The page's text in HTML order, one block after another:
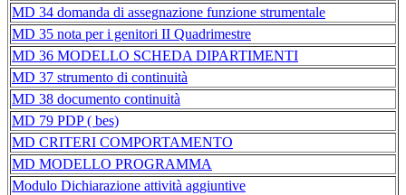
MD 34 domanda di assegnazione funzione strumentale
MD 35 nota per i genitori II Quadrimestre
MD 36 MODELLO SCHEDA DIPARTIMENTI
MD 37 strumento di continuità
MD 38 documento continuità
MD 79 PDP ( bes)
MD CRITERI COMPORTAMENTO
MD MODELLO PROGRAMMA
Modulo Dichiarazione attività aggiuntive